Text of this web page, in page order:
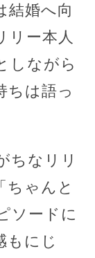
結婚へ向
リー本人
しながら
ちは語っ
ちなリリ
ちゃんと
ソードに
もにじ